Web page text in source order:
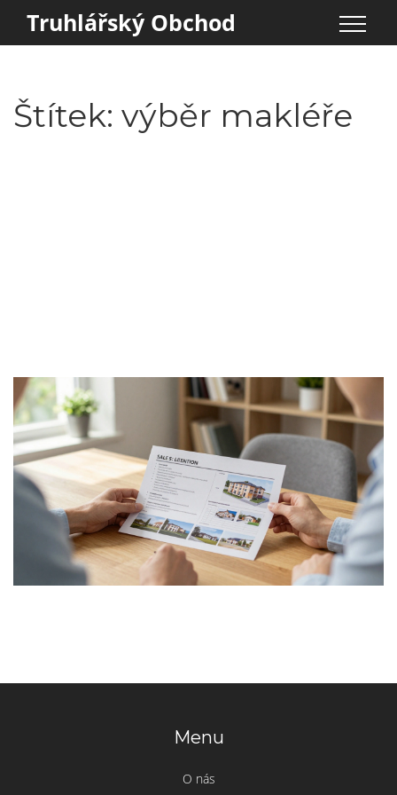
Truhlářský Obchod
Štítek: výběr makléře
Menu
O nás